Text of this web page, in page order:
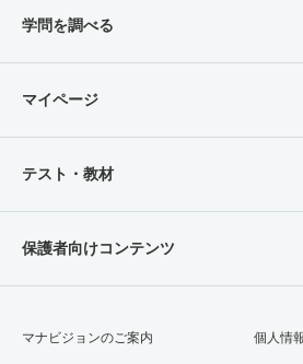
学問を調べる
マイページ
テスト・教材
保護者向けコンテンツ
マナビジョンのご案内 個人情